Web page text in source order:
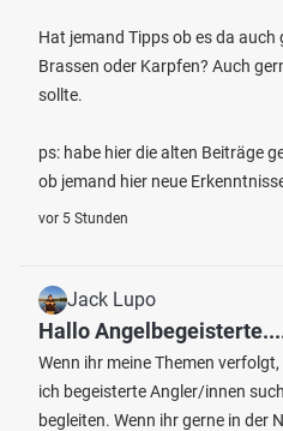
Hat jemand Tipps ob es da auch
Brassen oder Karpfen? Auch
sollte.
ps: habe hier die alten Beiträge
ob jemand hier neue
vor 5 Stunden
Jack Lupo
Hallo
Wenn ihr meine Themen
ich begeisterte Angler/innen
begleiten. Wenn ihr gerne in der